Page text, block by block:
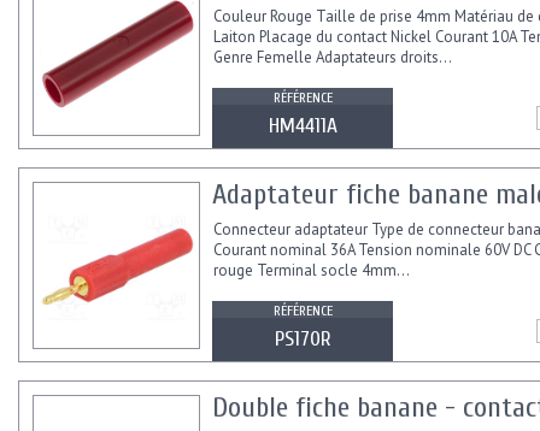
Couleur Rouge Taille de prise 4mm Matériau de
Laiton Placage du contact Nickel Courant 10A
Genre Femelle Adaptateurs droits...
RÉFÉRENCE
HM4411A
Adaptateur fiche banane
Connecteur adaptateur Type de connecteur
Courant nominal 36A Tension nominale 60V DC
rouge Terminal socle 4mm...
RÉFÉRENCE
PS170R
Double fiche banane -